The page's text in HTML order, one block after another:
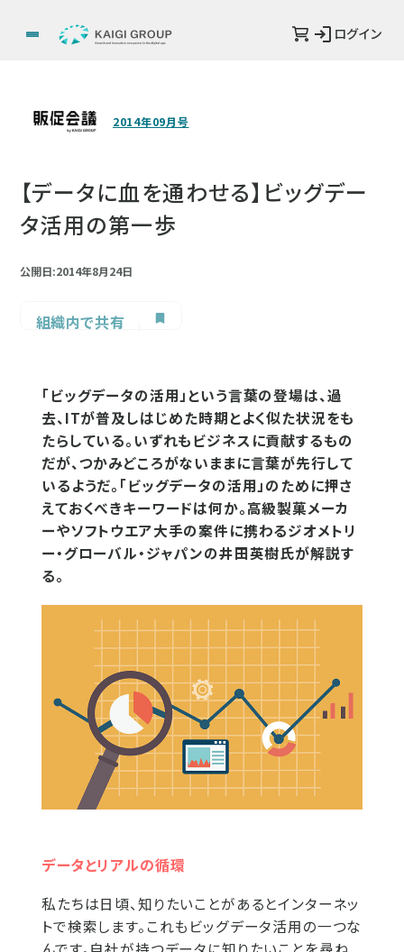
ログイン
2014年09月号
【データに血を通わせる】ビッグデー
タ活用の第一歩
公開日:2014年8月24日
組織内で共有
「ビッグデータの活用」という言葉の登場は、過
去、ITが普及しはじめた時期とよく似た状況をも
たらしている。いずれもビジネスに貢献するもの
だが、つかみどころがないままに言葉が先行して
いるようだ。「ビッグデータの活用」のために押さ
えておくべきキーワードは何か。高級製菓メーカ
ーやソフトウエア大手の案件に携わるジオメトリ
ー・グローバル・ジャパンの井田英樹氏が解説す
る。
データとリアルの循環
私たちは日頃、知りたいことがあるとインターネッ
トで検索します。これもビッグデータ活用の一つな